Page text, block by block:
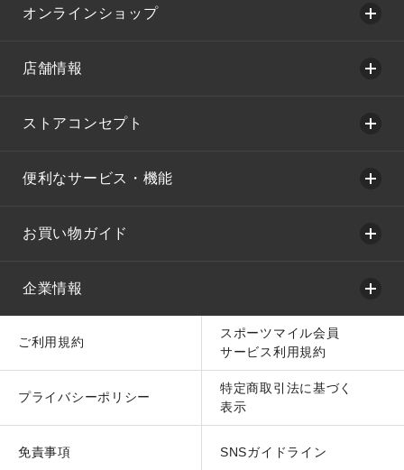
オンラインショップ
店舗情報
ストアコンセプト
便利なサービス・機能
お買い物ガイド
企業情報
ご利用規約
スポーツマイル会員
サービス利用規約
プライバシーポリシー
特定商取引法に基づく
表示
免責事項 SNSガイドライン